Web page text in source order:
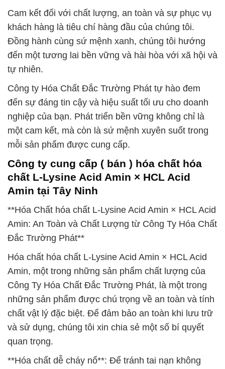
Cam kết đối với chất lượng, an toàn và sự phục vụ
khách hàng là tiêu chí hàng đầu của chúng tôi.
Đồng hành cùng sứ mệnh xanh, chúng tôi hướng
đến một tương lai bền vững và hài hòa với xã hội và
tự nhiên.
Công ty Hóa Chất Đắc Trường Phát tự hào đem
đến sự đáng tin cậy và hiệu suất tối ưu cho doanh
nghiệp của bạn. Phát triển bền vững không chỉ là
một cam kết, mà còn là sứ mệnh xuyên suốt trong
mỗi sản phẩm được cung cấp.
Công ty cung cấp ( bán ) hóa chất hóa
chất L-Lysine Acid Amin × HCL Acid
Amin tại Tây Ninh
**Hóa Chất hóa chất L-Lysine Acid Amin × HCL Acid
Amin: An Toàn và Chất Lượng từ Công Ty Hóa Chất
Đắc Trường Phát**
Hóa chất hóa chất L-Lysine Acid Amin × HCL Acid
Amin, một trong những sản phẩm chất lượng của
Công Ty Hóa Chất Đắc Trường Phát, là một trong
những sản phẩm được chú trọng về an toàn và tính
chất vật lý đặc biệt. Để đảm bảo an toàn khi lưu trữ
và sử dụng, chúng tôi xin chia sẻ một số bí quyết
quan trọng.
**Hóa chất dễ cháy nổ**: Để tránh tai nạn không